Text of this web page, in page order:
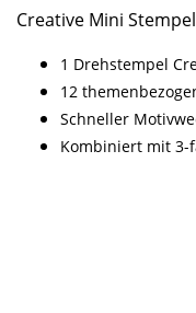
Creative Mini
1 Drehstempel
12
Schneller
Kombiniert mit